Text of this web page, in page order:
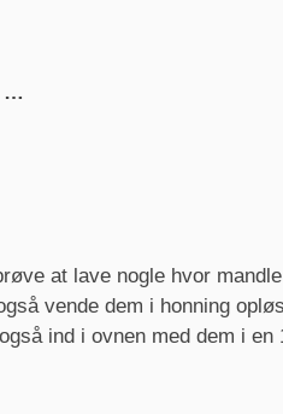
at lave nogle hvor
vende dem i honning
ind i ovnen med dem i en